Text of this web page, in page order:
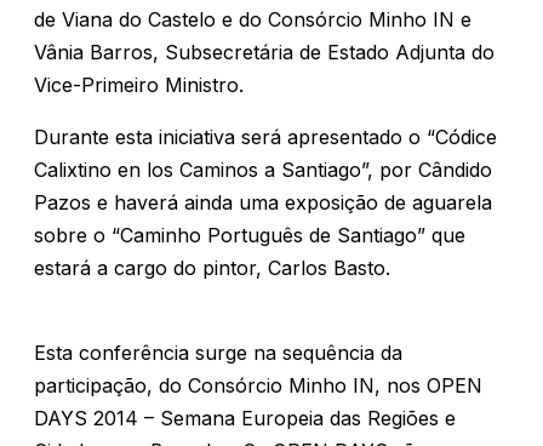
de Viana do Castelo e do Consórcio Minho IN e
Vânia Barros, Subsecretária de Estado Adjunta do
Vice-Primeiro Ministro.
Durante esta iniciativa será apresentado o “Códice
Calixtino en los Caminos a Santiago”, por Cândido
Pazos e haverá ainda uma exposição de aguarela
sobre o “Caminho Português de Santiago” que
estará a cargo do pintor, Carlos Basto.
Esta conferência surge na sequência da
participação, do Consórcio Minho IN, nos OPEN
DAYS 2014 – Semana Europeia das Regiões e